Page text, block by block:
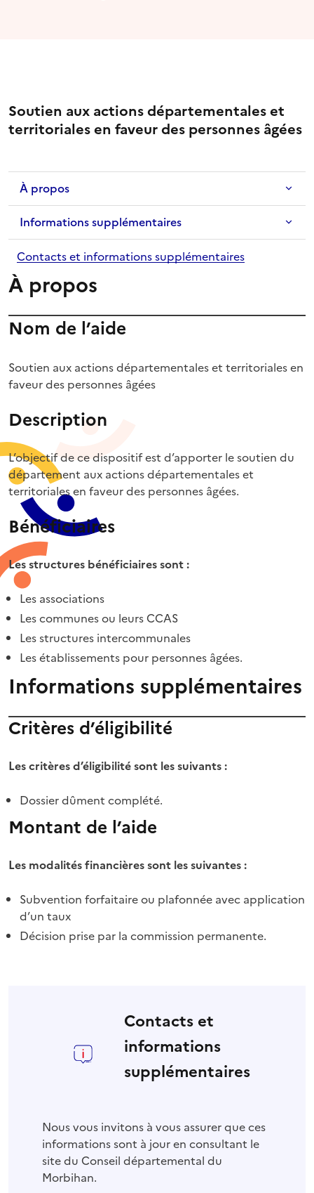
Soutien aux actions départementales et
territoriales en faveur des personnes âgées
À propos
Informations supplémentaires
Contacts et informations supplémentaires
À propos
Nom de l’aide
Soutien aux actions départementales et territoriales en
faveur des personnes âgées
Description
L’objectif de ce dispositif est d’apporter le soutien du
département aux actions départementales et
territoriales en faveur des personnes âgées.
Bénéficiaires
Les structures bénéficiaires sont :
Les associations
Les communes ou leurs CCAS
Les structures intercommunales
Les établissements pour personnes âgées.
Informations supplémentaires
Critères d’éligibilité
Les critères d’éligibilité sont les suivants :
Dossier dûment complété.
Montant de l’aide
Les modalités financières sont les suivantes :
Subvention forfaitaire ou plafonnée avec application
d’un taux
Décision prise par la commission permanente.
Contacts et
informations
supplémentaires
Nous vous invitons à vous assurer que ces
informations sont à jour en consultant le
site du Conseil départemental du
Morbihan.